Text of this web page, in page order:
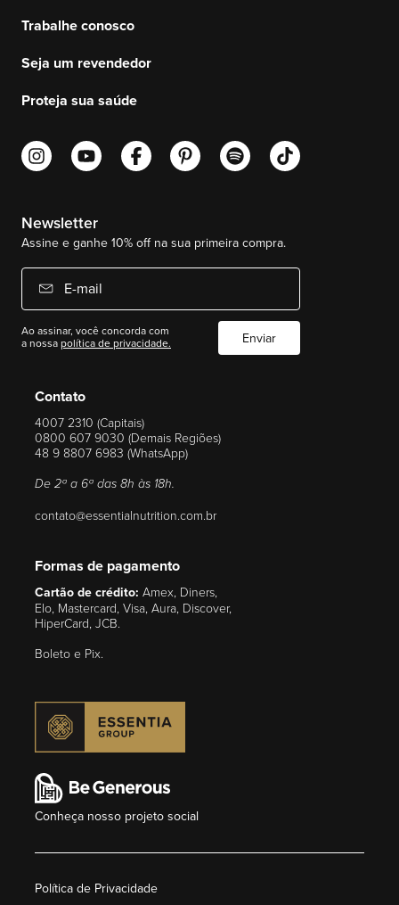
Contato
4007 2310 (Capitais)
0800 607 9030 (Demais Regiões)
48 9 8807 6983 (WhatsApp)
De 2ª a 6ª das 8h às 18h.
contato@essentialnutrition.com.br
Formas de pagamento
Cartão de crédito: Amex, Diners,
Elo, Mastercard, Visa, Aura, Discover,
HiperCard, JCB.
Boleto e Pix.
Trabalhe conosco
Seja um revendedor
Proteja sua saúde
Newsletter
Assine e ganhe 10% off na sua primeira compra.
E-mail
Ao assinar, você concorda com
a nossapolítica de privacidade. Enviar
Conheça nosso projeto social
Política de Privacidade